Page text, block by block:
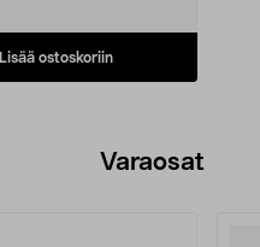
Lisää ostoskoriin
Varaosat